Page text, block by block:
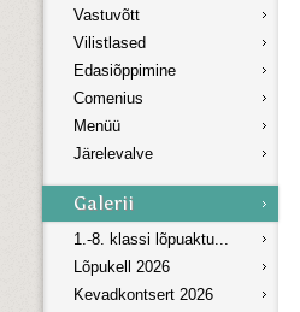
Vastuvõtt
Vilistlased
Edasiõppimine
Comenius
Menüü
Järelevalve
1.-8. klassi lõpuaktu...
Lõpukell 2026
Kevadkontsert 2026